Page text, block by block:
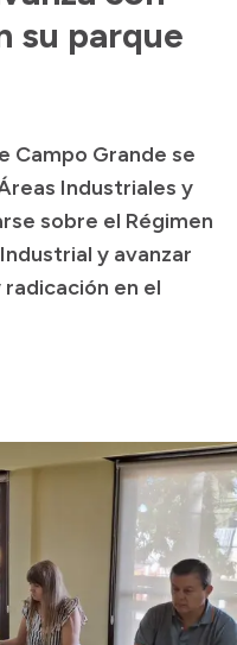
su parque
Campo Grande se
Industriales y
sobre el Régimen
y avanzar
en el